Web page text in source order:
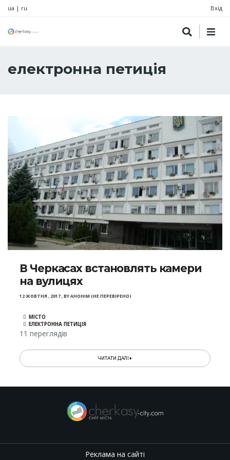
ua | ru Вхід
електронна петиція
В Черкасах встановлять камери
на вулицях
12 ЖОВТНЯ , 2017,BYАНОНІМ (НЕ ПЕРЕВІРЕНО)
МІСТО
ЕЛЕКТРОННА ПЕТИЦІЯ
11 переглядів
ЧИТАТИ ДАЛІ
Реклама на сайті